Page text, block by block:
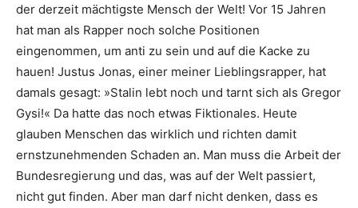
der derzeit mächtigste Mensch der Welt! Vor 15 Jahren
hat man als Rapper noch solche Positionen
eingenommen, um anti zu sein und auf die Kacke zu
hauen! Justus Jonas, einer meiner Lieblingsrapper, hat
damals gesagt: »Stalin lebt noch und tarnt sich als Gregor
Gysi!« Da hatte das noch etwas Fiktionales. Heute
glauben Menschen das wirklich und richten damit
ernstzunehmenden Schaden an. Man muss die Arbeit der
Bundesregierung und das, was auf der Welt passiert,
nicht gut finden. Aber man darf nicht denken, dass es